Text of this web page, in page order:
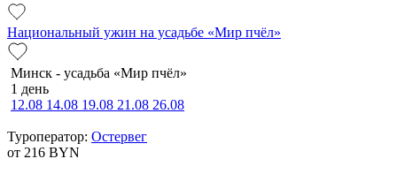
Национальный ужин на усадьбе «Мир пчёл»
Минск - усадьба «Мир пчёл»
1 день
12.08 14.08 19.08 21.08 26.08
Туроператор: Остервег
от 216 BYN